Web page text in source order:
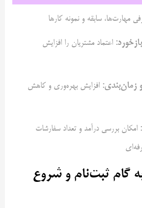
مهارت‌ها، سابقه و نمونه کارها
: اعتماد مشتریان را افزایش
: افزایش بهره‌وری و کاهش
: امکان بررسی درآمد و تعداد سفارشات
گام ثبت‌نام و شروع